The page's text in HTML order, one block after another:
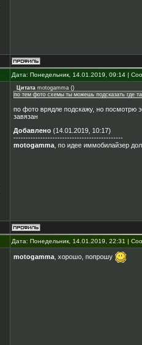
Дата: Понедельник, 14.01.2019, 09:14 |
Цитата motogamma ()
по тем фото схемы ты можешь подсказать где
по фото врядле подскажу, но посмотрю
завязан
Добавлено (14.01.2019, 10:17)
---------------------------------------------
motogamma , по идее иммобилайзер
Дата: Понедельник, 14.01.2019, 22:31 |
motogamma , хорошо, попрошу